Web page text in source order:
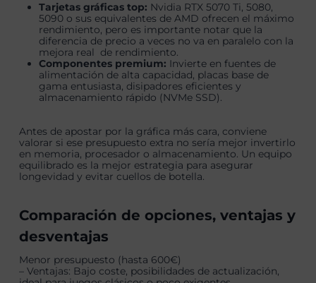
Tarjetas gráficas top: Nvidia RTX 5070 Ti, 5080,
5090 o sus equivalentes de AMD ofrecen el máximo
rendimiento, pero es importante notar que la
diferencia de precio a veces no va en paralelo con la
mejora real de rendimiento.
Componentes premium: Invierte en fuentes de
alimentación de alta capacidad, placas base de
gama entusiasta, disipadores eficientes y
almacenamiento rápido (NVMe SSD).
Antes de apostar por la gráfica más cara, conviene
valorar si ese presupuesto extra no sería mejor invertirlo
en memoria, procesador o almacenamiento. Un equipo
equilibrado es la mejor estrategia para asegurar
longevidad y evitar cuellos de botella.
Comparación de opciones, ventajas y
desventajas
Menor presupuesto (hasta 600€)
– Ventajas: Bajo coste, posibilidades de actualización,